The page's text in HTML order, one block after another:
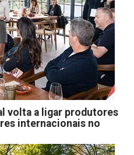
volta a ligar produtores
internacionais no